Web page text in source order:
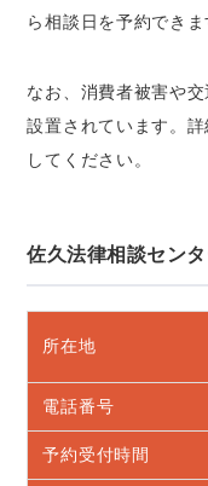
ら相談日を予約できま
なお、消費者被害や
設置されています。
してください。
佐久法律相談セン
所在地
電話番号
予約受付時間